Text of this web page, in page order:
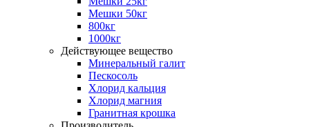
Мешки 50кг
800кг
1000кг
Действующее вещество
Минеральный галит
Пескосоль
Хлорид кальция
Хлорид магния
Гранитная крошка